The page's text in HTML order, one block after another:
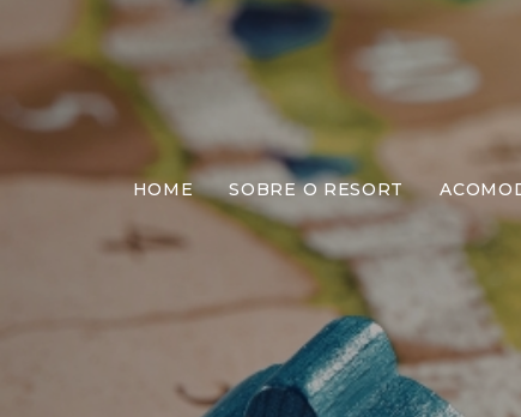
HOME SOBRE O RESORT